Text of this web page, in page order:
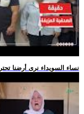
.. نساء السويداء نرى أرضنا